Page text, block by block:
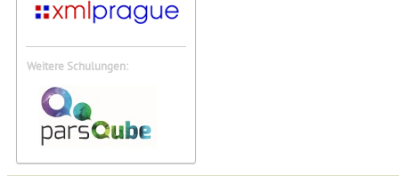
Weitere Schulungen: